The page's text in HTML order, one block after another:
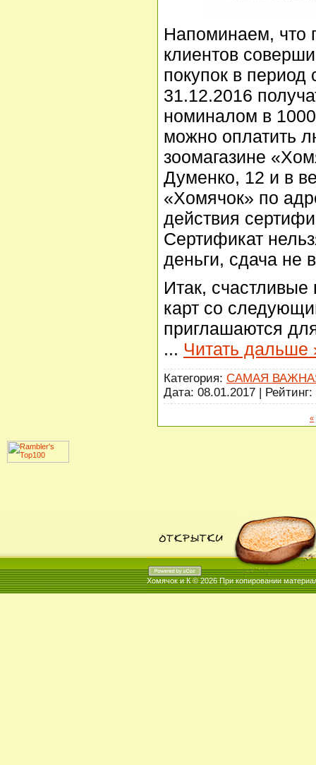
Напоминаем, что
клиентов
покупок в период
31.12.2016
номиналом в
можно оплатить
зоомагазине
Думенко, 12 и в
«Хомячок» по
действия
Сертификат
деньги, сдача не
Итак,
карт со
приглашаются
... Читать дальше
Категория: САМАЯ
Дата: 08.01.2017 |
«
Хомячок и К © 2026При копировании